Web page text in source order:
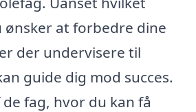
ønsker at forbedre dine
der undervisere til
guide dig mod succes.
fag, hvor du kan få